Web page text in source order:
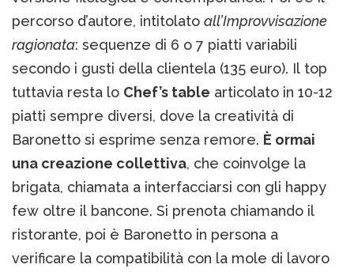
percorso d’autore, intitolato all’Improvvisazione
ragionata: sequenze di 6 o 7 piatti variabili
secondo i gusti della clientela (135 euro). Il top
tuttavia resta lo Chef’s table articolato in 10-12
piatti sempre diversi, dove la creatività di
Baronetto si esprime senza remore. È ormai
una creazione collettiva, che coinvolge la
brigata, chiamata a interfacciarsi con gli happy
few oltre il bancone. Si prenota chiamando il
ristorante, poi è Baronetto in persona a
verificare la compatibilità con la mole di lavoro